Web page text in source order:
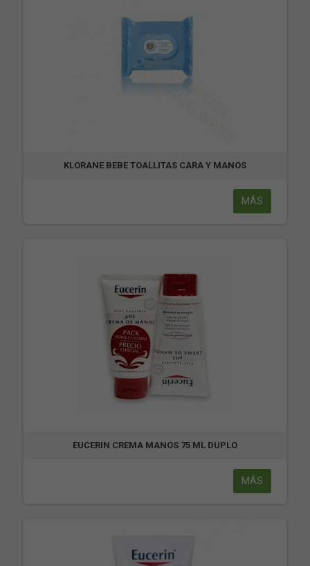
KLORANE BEBE TOALLITAS CARA Y MANOS
MÁS
EUCERIN CREMA MANOS 75 ML DUPLO
MÁS